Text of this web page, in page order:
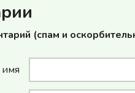
(спам и